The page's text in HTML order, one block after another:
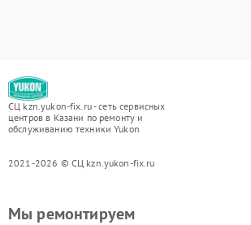
СЦ kzn.yukon-fix.ru - сеть сервисных
центров в Казани по ремонту и
обслуживанию техники Yukon
2021-2026 © СЦ kzn.yukon-fix.ru
Мы ремонтируем